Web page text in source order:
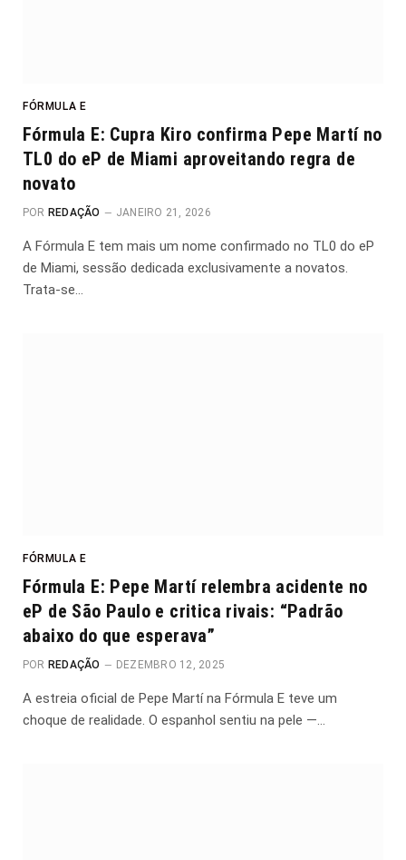
FÓRMULA E
Fórmula E: Cupra Kiro confirma Pepe Martí no
TL0 do eP de Miami aproveitando regra de
novato
POR REDAÇÃO JANEIRO 21, 2026
A Fórmula E tem mais um nome confirmado no TL0 do eP
de Miami, sessão dedicada exclusivamente a novatos.
Trata-se…
FÓRMULA E
Fórmula E: Pepe Martí relembra acidente no
eP de São Paulo e critica rivais: “Padrão
abaixo do que esperava”
POR REDAÇÃO DEZEMBRO 12, 2025
A estreia oficial de Pepe Martí na Fórmula E teve um
choque de realidade. O espanhol sentiu na pele —…